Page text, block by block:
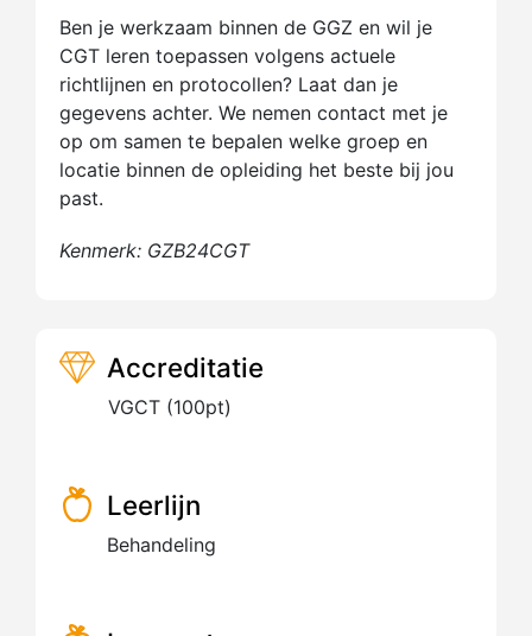
Ben je werkzaam binnen de GGZ en wil je
CGT leren toepassen volgens actuele
richtlijnen en protocollen? Laat dan je
gegevens achter. We nemen contact met je
op om samen te bepalen welke groep en
locatie binnen de opleiding het beste bij jou
past.
Kenmerk: GZB24CGT
Accreditatie
VGCT (100pt)
Leerlijn
Behandeling